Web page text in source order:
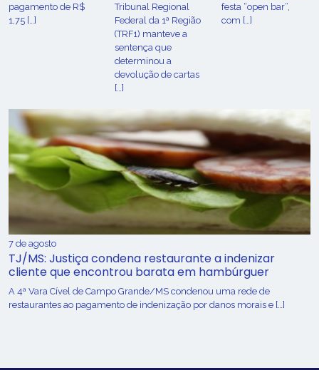
pagamento de R$
1,75 […]
Tribunal Regional
Federal da 1ª Região
(TRF1) manteve a
sentença que
determinou a
devolução de cartas
[…]
festa “open bar”,
com […]
7 de agosto
TJ/MS: Justiça condena restaurante a indenizar
cliente que encontrou barata em hambúrguer
A 4ª Vara Cível de Campo Grande/MS condenou uma rede de
restaurantes ao pagamento de indenização por danos morais e […]